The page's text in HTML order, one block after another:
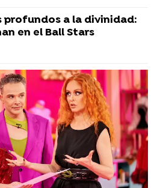
profundos a la divinidad:
en el Ball Stars